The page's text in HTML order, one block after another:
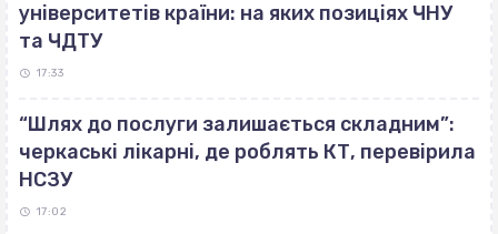
університетів країни: на яких позиціях ЧНУ
та ЧДТУ
17:33
“Шлях до послуги залишається складним”:
черкаські лікарні, де роблять КТ, перевірила
НСЗУ
17:02